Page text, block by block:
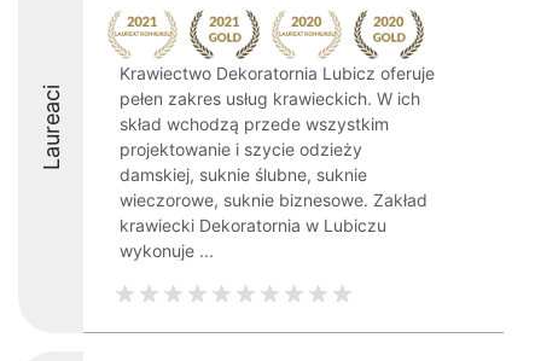
Laureaci
Krawiectwo Dekoratornia Lubicz oferuje
pełen zakres usług krawieckich. W ich
skład wchodzą przede wszystkim
projektowanie i szycie odzieży
damskiej, suknie ślubne, suknie
wieczorowe, suknie biznesowe. Zakład
krawiecki Dekoratornia w Lubiczu
wykonuje ...